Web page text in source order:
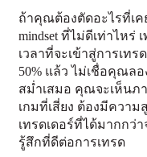
ถ้าคุณต้องตัดอะไรที่เค
mindset ที่ไม่ดีเท่าไห
เวลาที่จะเข้าสู่การเท
50% แล้ว ไม่เชื่อคุณล
สม่ำเสมอ คุณจะเห็นภ
เกมที่เสี่ยง ต้องมีควา
เทรดเดอร์ที่ได้มากกว่
รู้สึกที่ดีต่อการเทรด